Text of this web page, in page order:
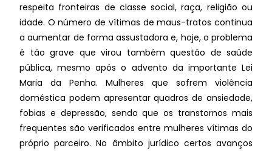
respeita fronteiras de classe social, raça, religião ou
idade. O número de vítimas de maus-tratos continua
a aumentar de forma assustadora e, hoje, o problema
é tão grave que virou também questão de saúde
pública, mesmo após o advento da importante Lei
Maria da Penha. Mulheres que sofrem violência
doméstica podem apresentar quadros de ansiedade,
fobias e depressão, sendo que os transtornos mais
frequentes são verificados entre mulheres vítimas do
próprio parceiro. No âmbito jurídico certos avanços